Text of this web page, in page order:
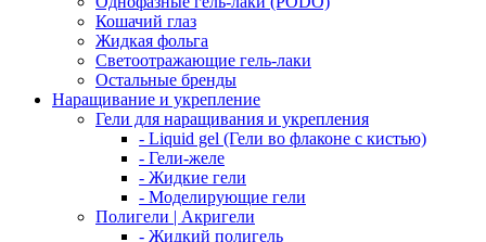
Кошачий глаз
Жидкая фольга
Светоотражающие гель-лаки
Остальные бренды
Наращивание и укрепление
Гели для наращивания и укрепления
- Liquid gel (Гели во флаконе с кистью)
- Гели-желе
- Жидкие гели
- Моделирующие гели
Полигели | Акригели
- Жидкий полигель